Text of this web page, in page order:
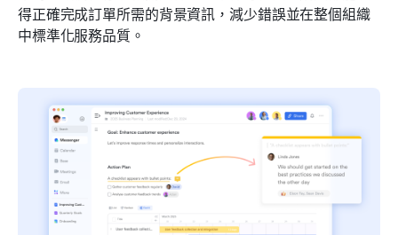
得正確完成訂單所需的背景資訊，減少錯誤並在整個組織
中標準化服務品質。